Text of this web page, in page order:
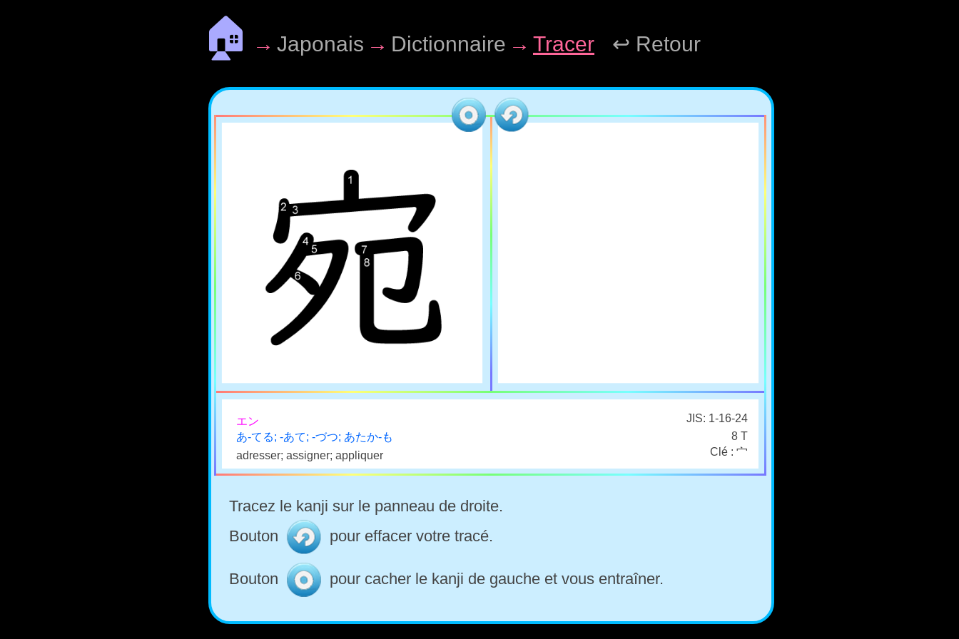
🏠 → Japonais → Dictionnaire → Tracer ↩ Retour
エン
JIS: 1-16-24
あ-てる; -あて; -づつ; あたか-も
8 T
adresser; assigner; appliquer
Clé : 宀
Tracez le kanji sur le panneau de droite.
Bouton
pour effacer votre tracé.
Bouton pour cacher le kanji de gauche et vous entraîner.